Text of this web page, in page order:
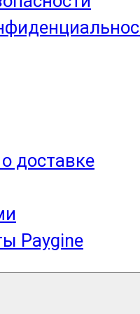
доставке
Paygine